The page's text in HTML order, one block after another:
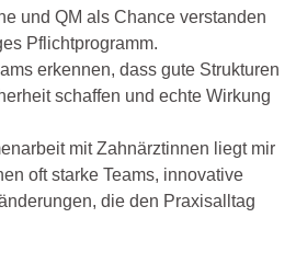
und QM als Chance verstanden
Pflichtprogramm.
erkennen, dass gute Strukturen
schaffen und echte Wirkung
mit Zahnärztinnen liegt mir
oft starke Teams, innovative
die den Praxisalltag